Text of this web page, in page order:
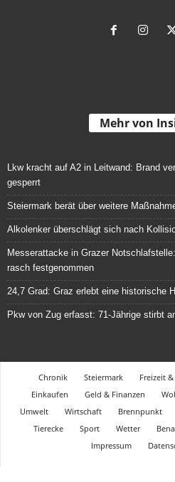
Mehr von
Lkw kracht auf A2 in Leitwand: Brand
gesperrt
Steiermark berät über weitere
Alkolenker überschlägt sich nach
Messerattacke in Grazer
rasch festgenommen
24,7 Grad: Graz erlebt eine historische
Pkw von Zug erfasst: 71-Jährige stirbt
Chronik Steiermark Freizeit
Einkaufen
Geld & Finanzen
Umwelt
Wirtschaft Brennpunkt
Tierecke
Sport Wetter
Impressum